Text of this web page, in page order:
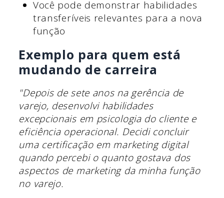
Você pode demonstrar habilidades
transferíveis relevantes para a nova
função
Exemplo para quem está
mudando de carreira
"Depois de sete anos na gerência de
varejo, desenvolvi habilidades
excepcionais em psicologia do cliente e
eficiência operacional. Decidi concluir
uma certificação em marketing digital
quando percebi o quanto gostava dos
aspectos de marketing da minha função
no varejo.